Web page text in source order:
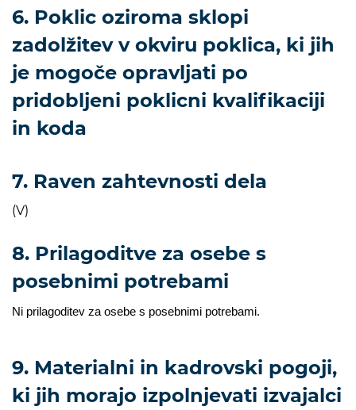
6. Poklic oziroma sklopi
zadolžitev v okviru poklica, ki jih
je mogoče opravljati po
pridobljeni poklicni kvalifikaciji
in koda
7. Raven zahtevnosti dela
(V)
8. Prilagoditve za osebe s
posebnimi potrebami
Ni prilagoditev za osebe s posebnimi potrebami.
9. Materialni in kadrovski pogoji,
ki jih morajo izpolnjevati izvajalci